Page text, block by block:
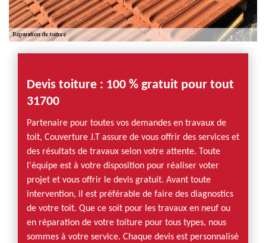
Devis toiture : 100 % gratuit pour tout
31700
Partenaire pour toutes vos demandes en travaux de
toit, Couverture J.T assure de vous offrir des services et
des résultats de travaux selon votre attente. Toute
l'équipe est à votre disposition pour réaliser voter
projet et vous offrir le devis gratuit. Avant toute
intervention, il est préférable de faire des diagnostics
de votre toit. Que ce soit pour les travaux en neuf ou
en réparation de votre toiture pour tous types, nous
sommes à votre service. Chaque devis est personnalisé